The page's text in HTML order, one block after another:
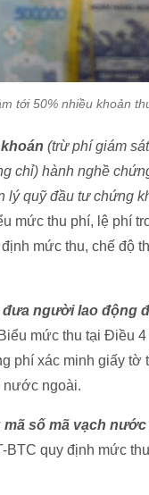
tới 50% nhiều khoản
(trừ phí giám
chỉ) hành nghề
lý quỹ đầu tư chứng
mức thu phí, lệ phí
mức thu, chế độ
người lao động
mức thu tại Điều
phí xác minh giấy
nước ngoài.
số mã vạch
quy định mức